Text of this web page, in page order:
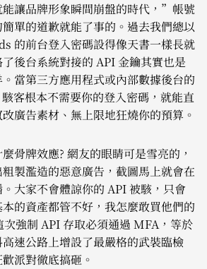
讓品牌形象瞬間崩盤的時代，”帳號
單的道歉就能了事的。過去我們總以
的前台登入密碼設得像天書一樣長就
後台系統對接的 API 金鑰其實也是
當第三方應用程式或內部數據後台的
客根本不需要你的登入密碼，就能直
廣告素材、無上限地狂燒你的預算。
骨牌效應? 網友的眼睛可是雪亮的，
製濫造的惡意廣告，截圖馬上就會在
大家不會體諒你的 API 被駭，只會
的資產都管不好，我怎麼敢買他們的
強制 API 存取必須通過 MFA，等於
速公路上增設了最嚴格的武裝臨檢
派對徹底搞砸。